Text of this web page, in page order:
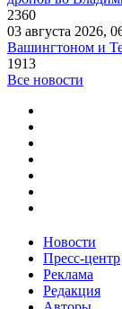
2360
03 августа 2026,
Вашингтоном и
1913
Все новости
Новости
Пресс-центр
Реклама
Редакция